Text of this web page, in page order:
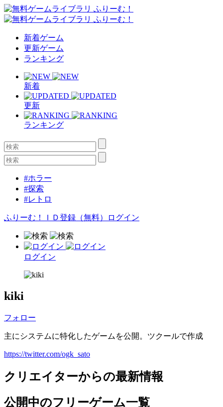
新着ゲーム
更新ゲーム
ランキング
新着
更新
ランキング
#ホラー
#探索
#レトロ
ふりーむ！ＩＤ登録（無料） ログイン
ログイン
kiki
フォロー
主にシステムに特化したゲームを公開。ツクールで作成
https://twitter.com/ogk_sato
クリエイターからの最新情報
公開中のフリーゲーム一覧